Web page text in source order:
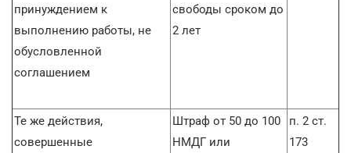
принуждением к
выполнению работы, не
обусловленной
соглашением
свободы сроком до
2 лет
Те же действия,
совершенные
Штраф от 50 до 100
НМДГ или
п. 2 ст.
173